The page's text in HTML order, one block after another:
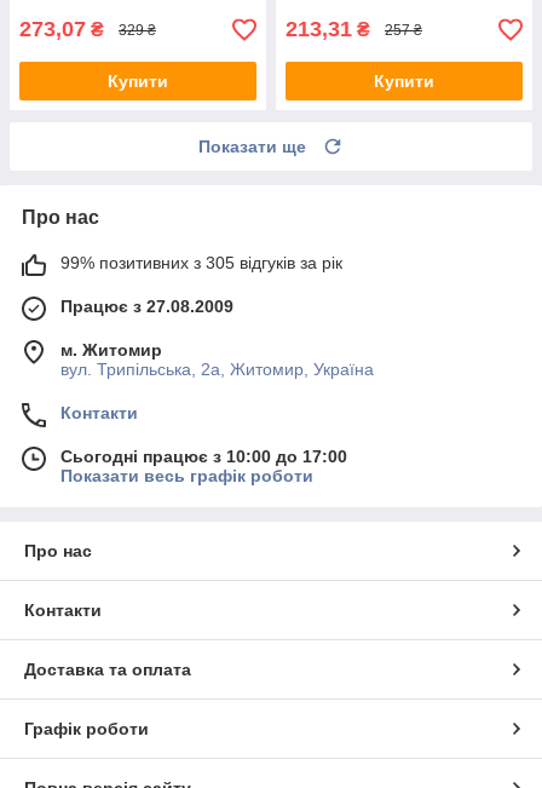
273,07 ₴ 329 ₴
Купити
213,31 ₴ 257 ₴
Купити
Показати ще
Про нас
99% позитивних з 305 відгуків за рік
Працює з 27.08.2009
м. Житомир
вул. Трипільська, 2а, Житомир, Україна
Контакти
Сьогодні працює з 10:00 до 17:00
Показати весь графік роботи
Про нас
Контакти
Доставка та оплата
Графік роботи